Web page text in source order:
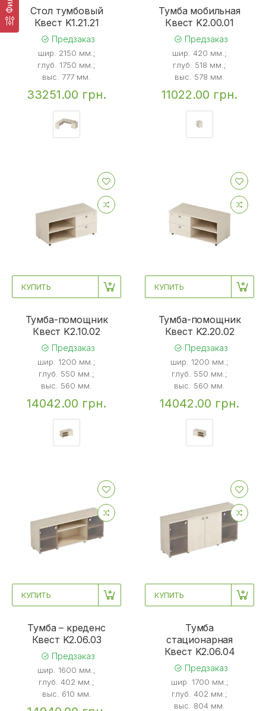
Стол тумбовый
Квест K1.21.21
Предзаказ
шир. 2150 мм.;
глуб. 1750 мм.;
выс. 777 мм.
33251.00 грн.
Тумба мобильная
Квест K2.00.01
Предзаказ
шир. 420 мм.;
глуб. 518 мм.;
выс. 578 мм.
11022.00 грн.
КУПИТЬ
Тумба-помощник
Квест K2.10.02
Предзаказ
шир. 1200 мм.;
глуб. 550 мм.;
выс. 560 мм.
14042.00 грн.
КУПИТЬ
Тумба-помощник
Квест K2.20.02
Предзаказ
шир. 1200 мм.;
глуб. 550 мм.;
выс. 560 мм.
14042.00 грн.
КУПИТЬ
Тумба – креденс
Квест K2.06.03
Предзаказ
шир. 1600 мм.;
глуб. 402 мм.;
выс. 610 мм.
КУПИТЬ
Тумба
стационарная
Квест K2.06.04
Предзаказ
шир. 1700 мм.;
глуб. 402 мм.;
выс. 804 мм.